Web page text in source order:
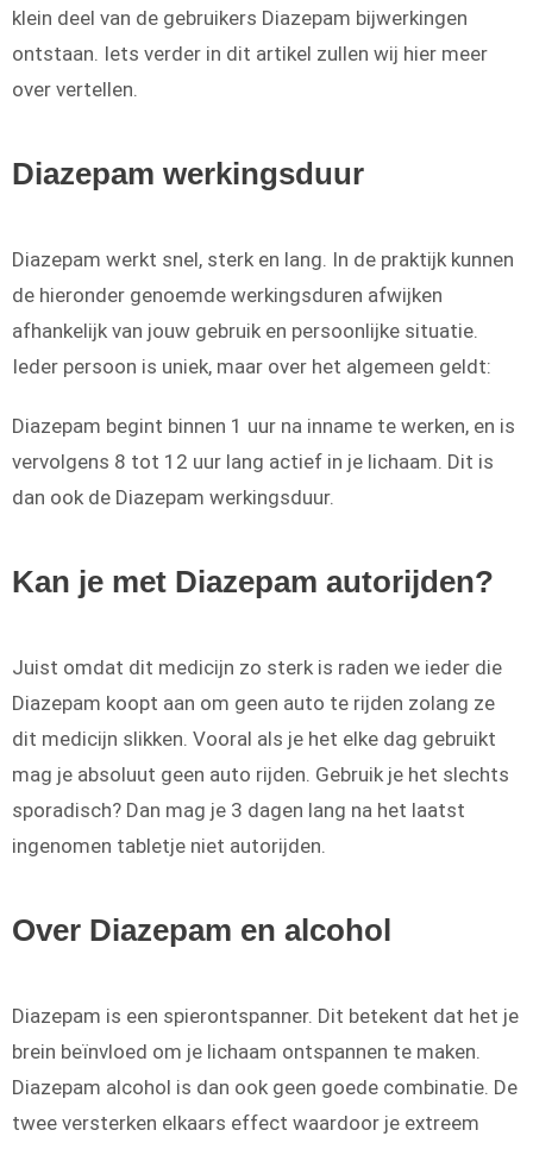
klein deel van de gebruikers Diazepam bijwerkingen
ontstaan. Iets verder in dit artikel zullen wij hier meer
over vertellen.
Diazepam werkingsduur
Diazepam werkt snel, sterk en lang. In de praktijk kunnen
de hieronder genoemde werkingsduren afwijken
afhankelijk van jouw gebruik en persoonlijke situatie.
Ieder persoon is uniek, maar over het algemeen geldt:
Diazepam begint binnen 1 uur na inname te werken, en is
vervolgens 8 tot 12 uur lang actief in je lichaam. Dit is
dan ook de Diazepam werkingsduur.
Kan je met Diazepam autorijden?
Juist omdat dit medicijn zo sterk is raden we ieder die
Diazepam koopt aan om geen auto te rijden zolang ze
dit medicijn slikken. Vooral als je het elke dag gebruikt
mag je absoluut geen auto rijden. Gebruik je het slechts
sporadisch? Dan mag je 3 dagen lang na het laatst
ingenomen tabletje niet autorijden.
Over Diazepam en alcohol
Diazepam is een spierontspanner. Dit betekent dat het je
brein beïnvloed om je lichaam ontspannen te maken.
Diazepam alcohol is dan ook geen goede combinatie. De
twee versterken elkaars effect waardoor je extreem